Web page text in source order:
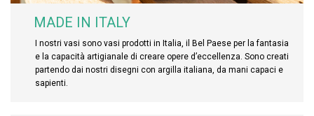
MADE IN ITALY
I nostri vasi sono vasi prodotti in Italia, il Bel Paese per la fantasia
e la capacità artigianale di creare opere d’eccellenza. Sono creati
partendo dai nostri disegni con argilla italiana, da mani capaci e
sapienti.